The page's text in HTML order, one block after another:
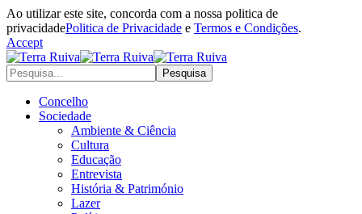
Ao utilizar este site, concorda com a nossa politica de
privacidadePolitica de Privacidade e Termos e Condições.
Accept
Concelho
Sociedade
Ambiente & Ciência
Cultura
Educação
Entrevista
História & Património
Lazer